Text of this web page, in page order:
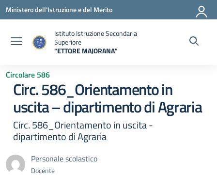
Vai ai contenuti
Vai al menu di navigazione
Vai al footer
Ministero dell'Istruzione e del Merito
Istituto Istruzione Secondaria
Superiore
"ETTORE MAJORANA"
Circolare 586
Circ. 586_Orientamento in
uscita – dipartimento di Agraria
Circ. 586_Orientamento in uscita -
dipartimento di Agraria
Personale scolastico
Docente